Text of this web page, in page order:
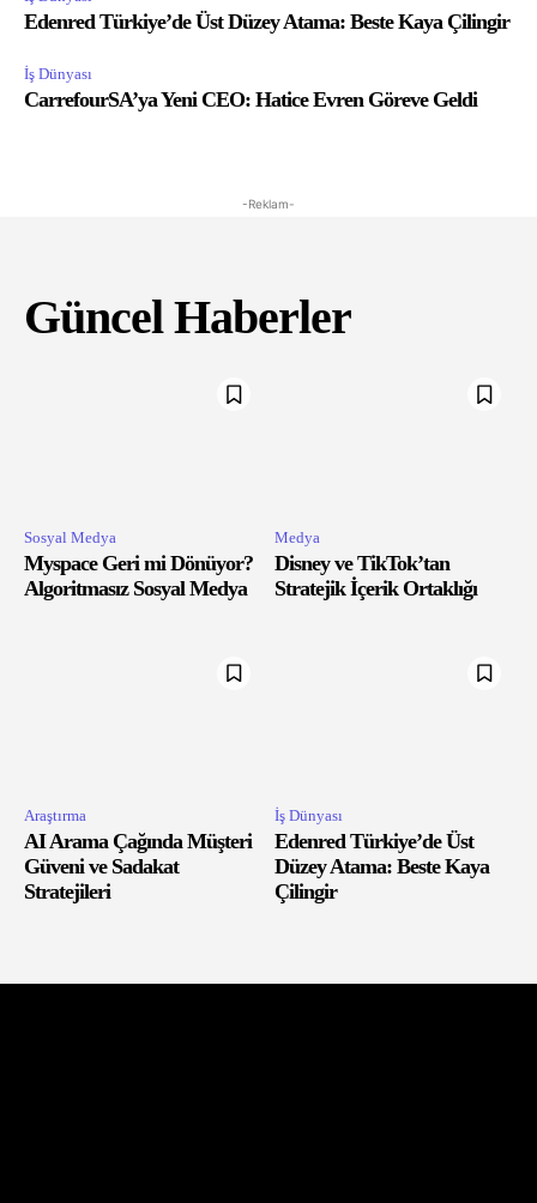
Edenred Türkiye’de Üst Düzey Atama: Beste Kaya Çilingir
İş Dünyası
CarrefourSA’ya Yeni CEO: Hatice Evren Göreve Geldi
-Reklam-
Güncel Haberler
Sosyal Medya
Myspace Geri mi Dönüyor?
Algoritmasız Sosyal Medya
Medya
Disney ve TikTok’tan
Stratejik İçerik Ortaklığı
Araştırma
AI Arama Çağında Müşteri
Güveni ve Sadakat
Stratejileri
İş Dünyası
Edenred Türkiye’de Üst
Düzey Atama: Beste Kaya
Çilingir